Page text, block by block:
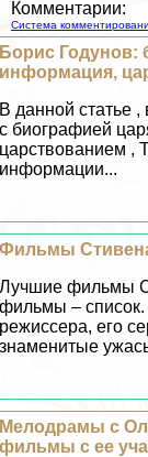
Комментарии:
Система
Борис Годунов:
информация,
В данной статье
с биографией
царствованием ,
информации...
Фильмы
Лучшие фильмы
фильмы –
режиссера, его
знаменитые
Мелодрамы с
фильмы с ее